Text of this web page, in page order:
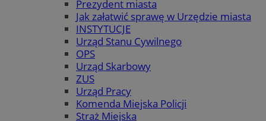
Prezydent miasta
Jak załatwić sprawę w Urzędzie miasta
INSTYTUCJE
Urząd Stanu Cywilnego
OPS
Urząd Skarbowy
ZUS
Urząd Pracy
Komenda Miejska Policji
Straż Miejska